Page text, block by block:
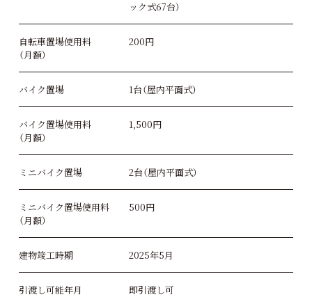
ック式67台）
自転車置場使用料
（月額）
200円
バイク置場 1台（屋内平面式）
バイク置場使用料
（月額）
1,500円
ミニバイク置場 2台（屋内平面式）
ミニバイク置場使用料
（月額）
500円
建物竣工時期 2025年5月
引渡し可能年月 即引渡し可